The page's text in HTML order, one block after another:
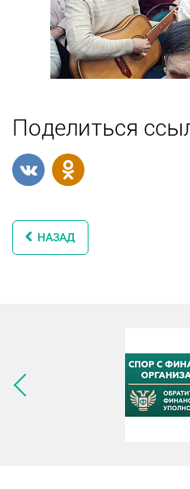
Поделиться
НАЗАД
Следующее